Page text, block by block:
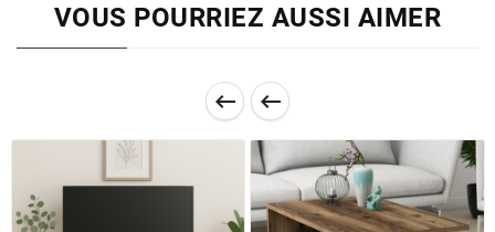
VOUS POURRIEZ AUSSI AIMER
 